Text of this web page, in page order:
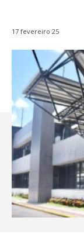
17 fevereiro 25